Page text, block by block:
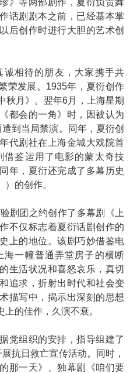
话剧剧本之前，已经基本掌
后创作时进行大胆的艺术创
相待的朋友，大家携手共
荣发展。1935年，夏衍创作
秋月》。翌年6月，上海星期
都会的一角》时，因被认为
到当局禁演。同年，夏衍创
代剧社在上海金城大戏院首
借鉴运用了电影的蒙太奇技
年，夏衍还完成了多幕历史
的创作。
团之约创作了多幕剧《上
不仅标志着夏衍话剧创作的
上的地位。该剧巧妙借鉴电
海一幢普通弄堂房子的横断
生活状况和喜怒哀乐，真切
追求，折射出时代和社会变
描写中，揭示出深刻的思想
的佳作，久演不衰。
组织的安排，指导组建了
抗日救亡宣传活动。同时，
那一天》、独幕剧《咱们要